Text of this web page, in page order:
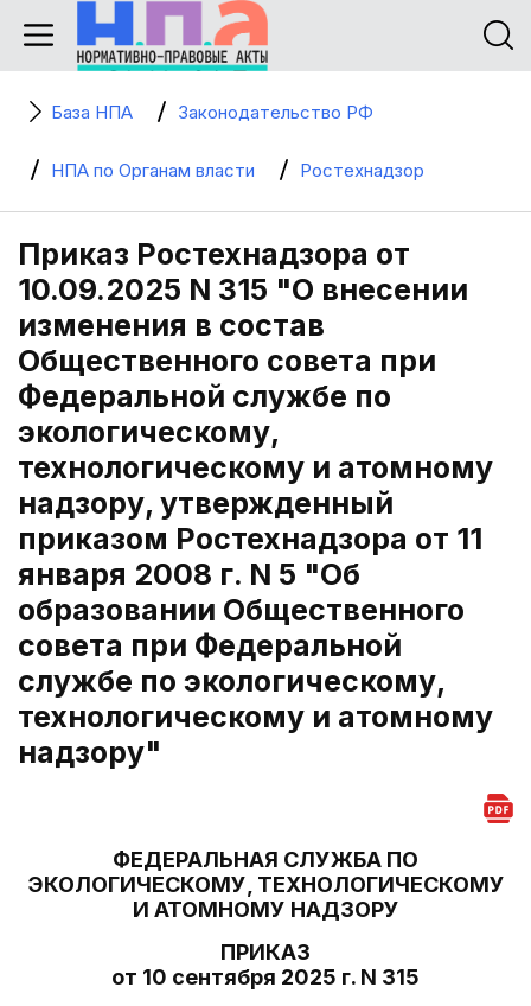
База НПА Законодательство РФ
НПА по Органам власти Ростехнадзор
Приказ Ростехнадзора от
10.09.2025 N 315 "О внесении
изменения в состав
Общественного совета при
Федеральной службе по
экологическому,
технологическому и атомному
надзору, утвержденный
приказом Ростехнадзора от 11
января 2008 г. N 5 "Об
образовании Общественного
совета при Федеральной
службе по экологическому,
технологическому и атомному
надзору"
ФЕДЕРАЛЬНАЯ СЛУЖБА ПО
ЭКОЛОГИЧЕСКОМУ, ТЕХНОЛОГИЧЕСКОМУ
И АТОМНОМУ НАДЗОРУ
ПРИКАЗ
от 10 сентября 2025 г. N 315